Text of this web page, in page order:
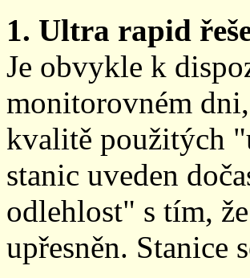
1. Ultra rapid
Je obvykle k
monitorovném
kvalitě použitých
stanic uveden
odlehlost" s tím,
upřesněn. Stanice